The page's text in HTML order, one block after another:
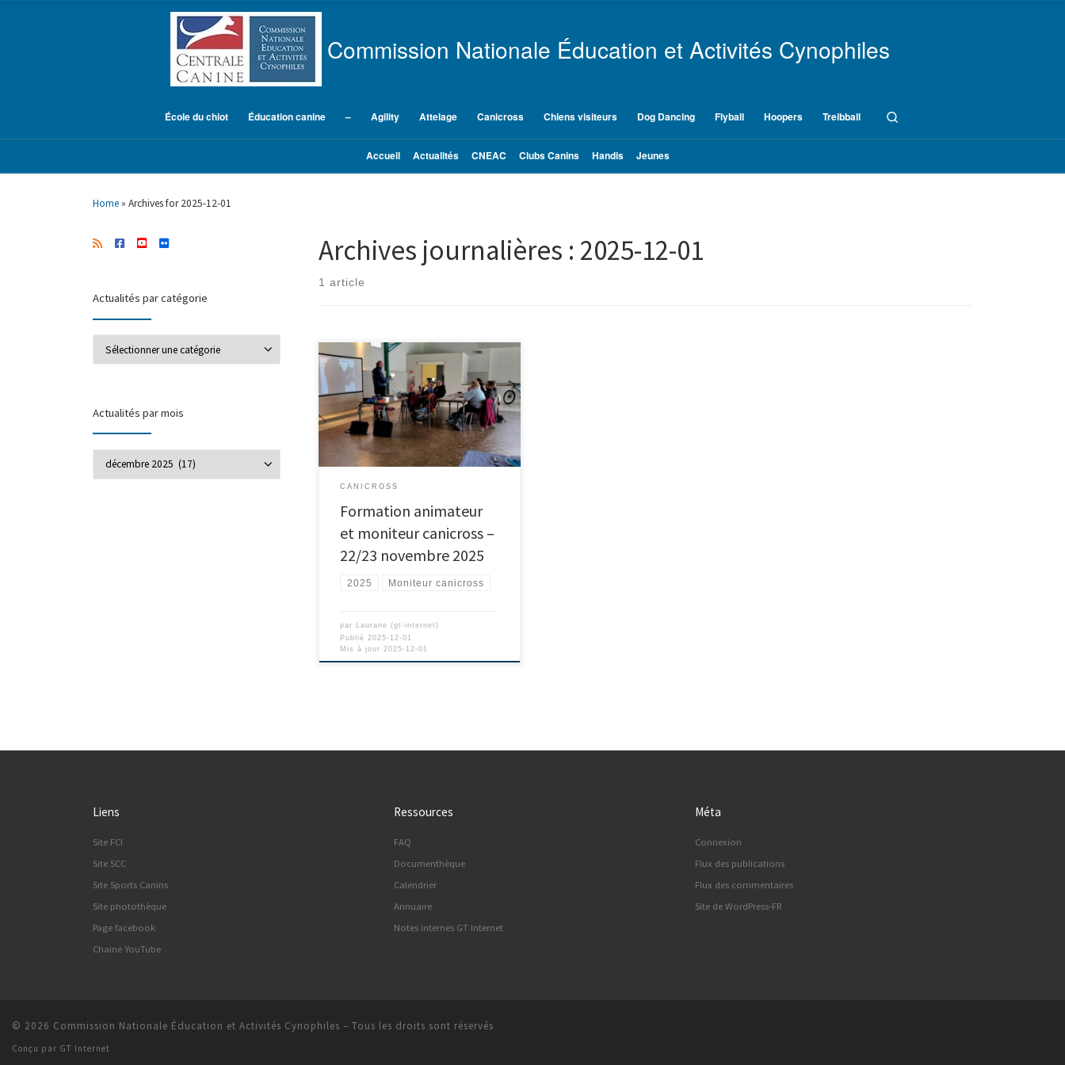
Accueil Actualités CNEAC Clubs Canins Handis Jeunes
Commission Nationale Éducation et Activités Cynophiles
École du chiot Éducation canine – Agility Attelage Canicross Chiens visiteurs Dog Dancing Flyball Hoopers Treibball
Home » Archives for 2025-12-01
Archives journalières : 2025-12-01
1 article
CANICROSS
Formation animateur
et moniteur canicross –
22/23 novembre 2025
2025 Moniteur canicross
par Laurane (gt-internet)
Publié 2025-12-01
Mis à jour2025-12-01
Actualités par catégorie
Actualités par mois
Liens
Site FCI
Site SCC
Site Sports Canins
Site photothèque
Page facebook
Chaine YouTube
Ressources
FAQ
Documenthèque
Calendrier
Annuaire
Notes internes GT Internet
Méta
Connexion
Flux des publications
Flux des commentaires
Site de WordPress-FR
© 2026 Commission Nationale Éducation et Activités Cynophiles – Tous les droits sont réservés
Conçu par GT Internet